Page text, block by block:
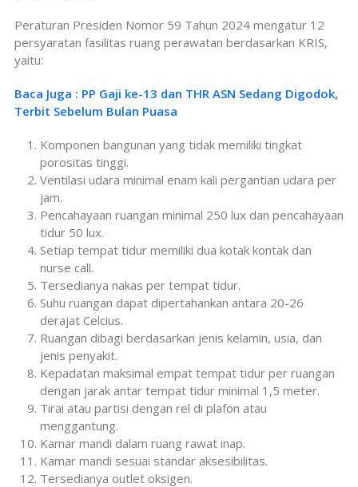
Peraturan Presiden Nomor 59 Tahun 2024 mengatur 12
persyaratan fasilitas ruang perawatan berdasarkan KRIS,
yaitu:
Baca Juga : PP Gaji ke-13 dan THR ASN Sedang Digodok,
Terbit Sebelum Bulan Puasa
Komponen bangunan yang tidak memiliki tingkat
porositas tinggi.
Ventilasi udara minimal enam kali pergantian udara per
jam.
Pencahayaan ruangan minimal 250 lux dan pencahayaan
tidur 50 lux.
Setiap tempat tidur memiliki dua kotak kontak dan
nurse call.
Tersedianya nakas per tempat tidur.
Suhu ruangan dapat dipertahankan antara 20-26
derajat Celcius.
Ruangan dibagi berdasarkan jenis kelamin, usia, dan
jenis penyakit.
Kepadatan maksimal empat tempat tidur per ruangan
dengan jarak antar tempat tidur minimal 1,5 meter.
Tirai atau partisi dengan rel di plafon atau
menggantung.
Kamar mandi dalam ruang rawat inap.
Kamar mandi sesuai standar aksesibilitas.
Tersedianya outlet oksigen.